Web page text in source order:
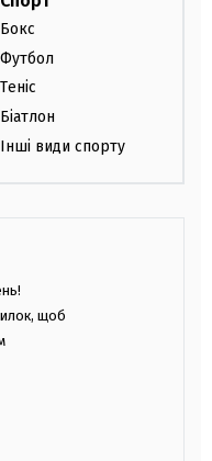
Бокс
Футбол
Теніс
Біатлон
Інші види спорту
щоб